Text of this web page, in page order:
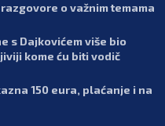
o važnim temama
s Dajkovićem više bio
kome ću biti vodič
150 eura, plaćanje i na